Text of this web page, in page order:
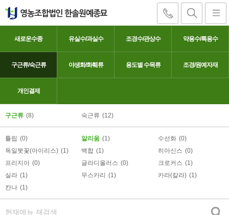
새로운수종 유실수/과실수 조경수/관상수 약용수/특용수
구근류/숙근류 야생화/화훼류 용도별 수목류 조경/원예자재
개인결제
구근류 (8) 숙근류 (12)
튤립 (0) 알리움 (1) 수선화 (0)
독일붓꽃(아이리스) (1) 백합 (1) 히아신스 (0)
프리지아 (0) 글라디올러스 (0) 크로커스 (1)
실라 (1) 무스카리 (1) 카라(칼라) (1)
칸나 (1)